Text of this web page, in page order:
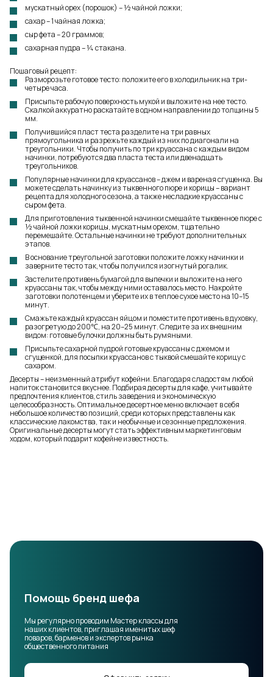
мускатный орех (порошок) – ½ чайной ложки;
сахар – 1 чайная ложка;
сыр фета – 20 граммов;
сахарная пудра – ¼ стакана.
Пошаговый рецепт:
Разморозьте готовое тесто: положите его в холодильник на три-
четыре часа.
Присыпьте рабочую поверхность мукой и выложите на нее тесто.
Скалкой аккуратно раскатайте в одном направлении до толщины 5
мм.
Получившийся пласт теста разделите на три равных
прямоугольника и разрежьте каждый из них по диагонали на
треугольники. Чтобы получить по три круассана с каждым видом
начинки, потребуются два пласта теста или двенадцать
треугольников.
Популярные начинки для круассанов – джем и вареная сгущенка. Вы
можете сделать начинку из тыквенного пюре и корицы – вариант
рецепта для холодного сезона, а также несладкие круассаны с
сыром фета.
Для приготовления тыквенной начинки смешайте тыквенное пюре с
½ чайной ложки корицы, мускатным орехом, тщательно
перемешайте. Остальные начинки не требуют дополнительных
этапов.
В основание треугольной заготовки положите ложку начинки и
заверните тесто так, чтобы получился изогнутый рогалик.
Застелите противень бумагой для выпечки и выложите на него
круассаны так, чтобы между ними оставалось место. Накройте
заготовки полотенцем и уберите их в теплое сухое место на 10–15
минут.
Смажьте каждый круассан яйцом и поместите противень в духовку,
разогретую до 200℃, на 20–25 минут. Следите за их внешним
видом: готовые булочки должны быть румяными.
Присыпьте сахарной пудрой готовые круассаны с джемом и
сгущенкой, для посыпки круассанов с тыквой смешайте корицу с
сахаром.
Десерты – неизменный атрибут кофейни. Благодаря сладостям любой
напиток становится вкуснее. Подбирая десерты для кафе, учитывайте
предпочтения клиентов, стиль заведения и экономическую
целесообразность. Оптимальное десертное меню включает в себя
небольшое количество позиций, среди которых представлены как
классические лакомства, так и необычные и сезонные предложения.
Оригинальные десерты могут стать эффективным маркетинговым
ходом, который подарит кофейне известность.
Помощь бренд шефа
Мы регулярно проводим Мастер классы для
наших клиентов, приглашая именитых шеф
поваров, барменов и экспертов рынка
общественного питания